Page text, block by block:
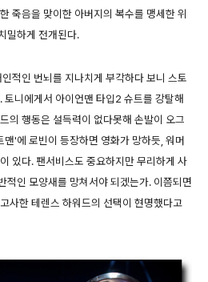
죽음을 맞이한 아버지의 복수를 맹세한 위
밀하게 전개된다.
적인 번뇌를 지나치게 부각하다 보니 스토
토니에게서 아이언맨 타입2 슈트를 강탈해
의 행동은 설득력이 없다못해 손발이 오그
'에 로빈이 등장하면 영화가 망하듯, 워머
있다. 팬서비스도 중요하지만 무리하게 사
적인 모양새를 망쳐서야 되겠는가. 이쯤되면
사한 테렌스 하워드의 선택이 현명했다고